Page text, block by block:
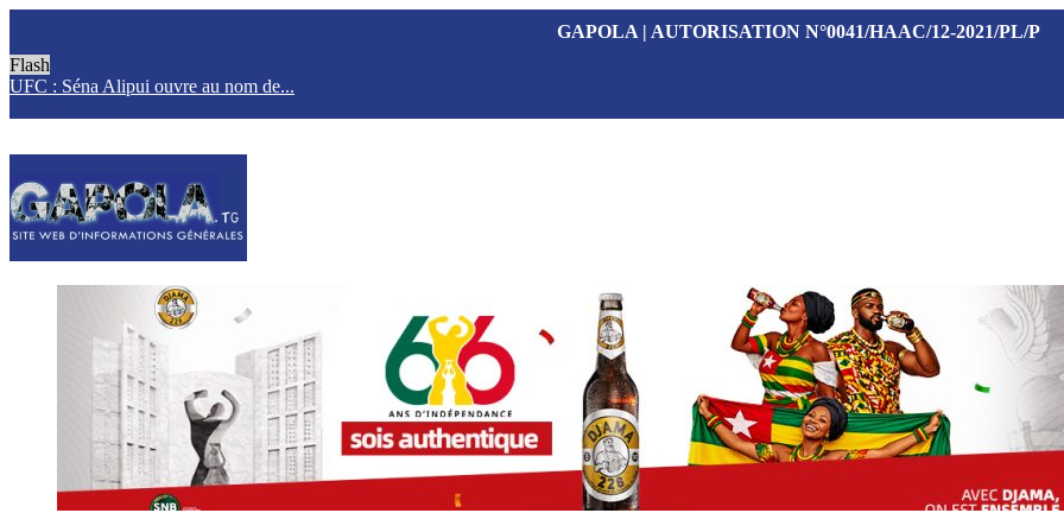
GAPOLA | AUTORISATION N°0041/HAAC/12-2021/PL/P
Flash
UFC : Séna Alipui ouvre au nom de...